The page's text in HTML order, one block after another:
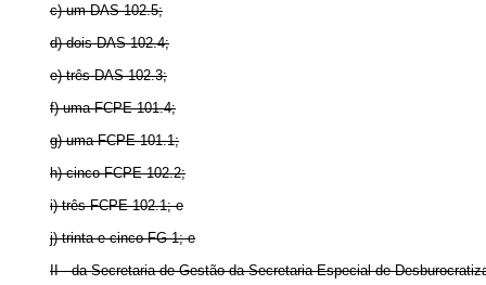
c) um DAS 102.5;
d) dois DAS 102.4;
e) três DAS 102.3;
f) uma FCPE 101.4;
g) uma FCPE 101.1;
h) cinco FCPE 102.2;
i) três FCPE 102.1; e
j) trinta e cinco FG-1; e
II - da Secretaria de Gestão da Secretaria Especial de